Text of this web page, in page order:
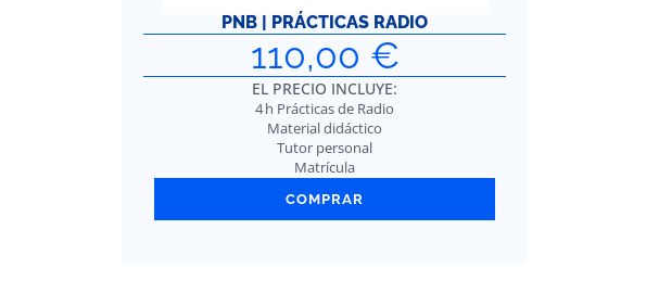
PNB | PRÁCTICAS RADIO
110,00 €
EL PRECIO INCLUYE:
4 h Prácticas de Radio
Material didáctico
Tutor personal
Matrícula
COMPRAR